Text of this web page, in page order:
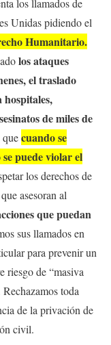
los llamados de
Unidas pidiendo el
Humanitario.
los ataques
el traslado
de miles de
cuando se
puede violar el
los derechos de
asesoran al
que puedan
sus llamados en
para prevenir un
riesgo de “masiva
toda
de la privación de
civil.